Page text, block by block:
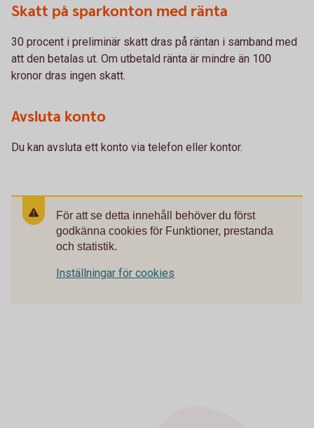
Skatt på sparkonton med ränta
30 procent i preliminär skatt dras på räntan i samband med
att den betalas ut. Om utbetald ränta är mindre än 100
kronor dras ingen skatt.
Avsluta konto
Du kan avsluta ett konto via telefon eller kontor.
För att se detta innehåll behöver du först
godkänna cookies för Funktioner, prestanda
och statistik.
Inställningar för cookies